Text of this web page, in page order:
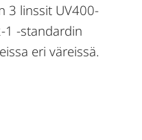
3 linssit UV400-
1 -standardin
eri väreissä.